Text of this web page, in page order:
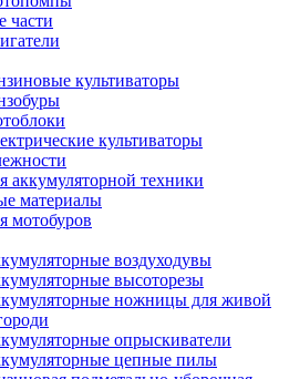
части
культиваторы
культиваторы
аккумуляторной техники
материалы
мотобуров
воздуходувы
высоторезы
ножницы для живой
опрыскиватели
цепные пилы